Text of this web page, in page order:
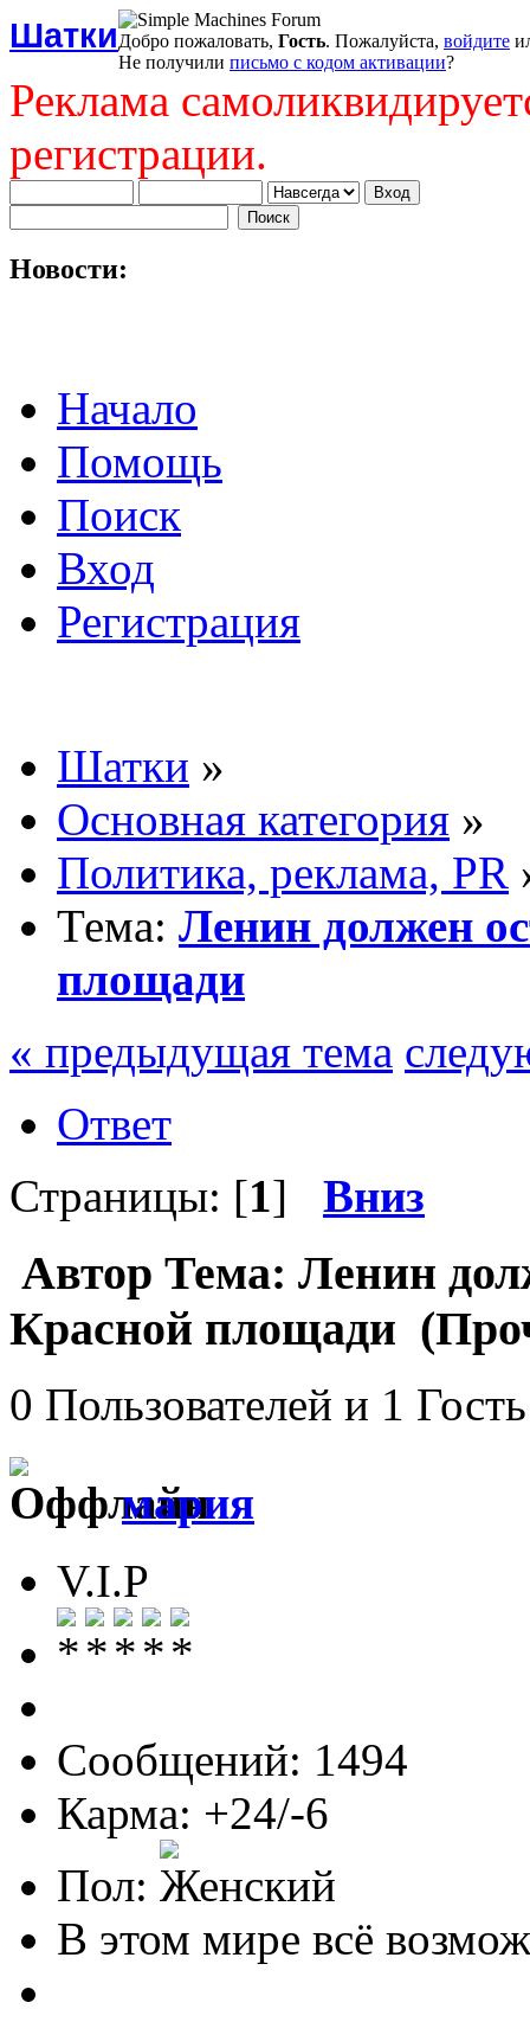
ШаткиДобро пожаловать, Гость. Пожалуйста, войдите
Не получили письмо с кодом активации?
Реклама
регистрации.
Новости:
Начало
Помощь
Поиск
Вход
Регистрация
Шатки »
Основная категория »
Политика, реклама, PR
Тема: Ленин должен
площади
« предыдущая тема
Ответ
Страницы: [1] Вниз
Автор Тема: Ленин
Красной площади
0 Пользователей и 1
мария
V.I.P
Сообщений: 1494
Карма: +24/-6
Пол:
В этом мире всё